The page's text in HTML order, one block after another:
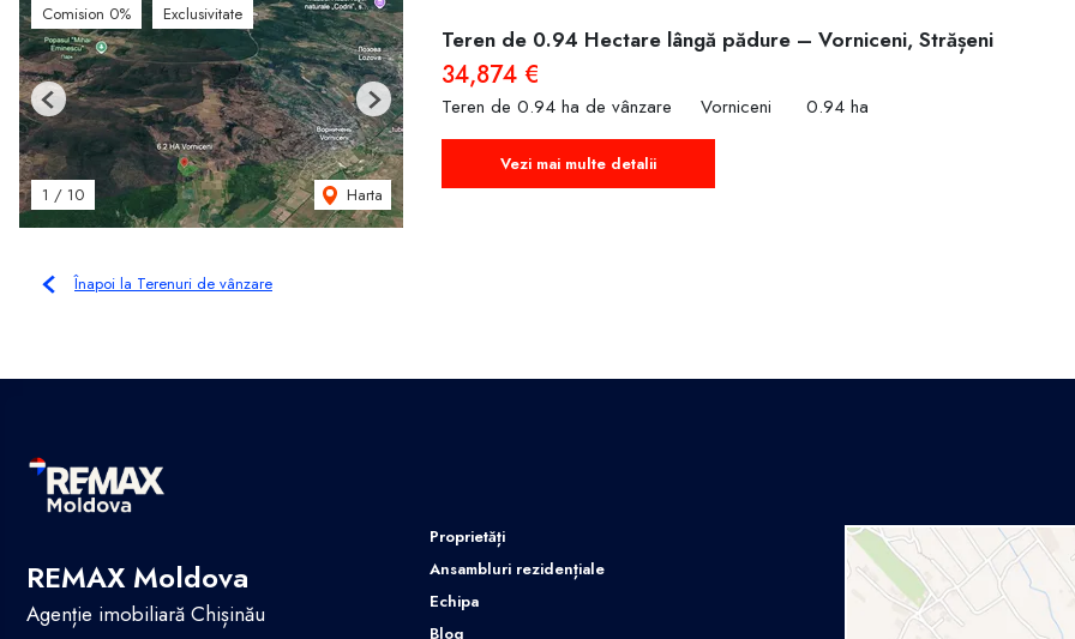
Comision 0% Exclusivitate
1 / 10 Harta
Previous Next
Teren de 0.94 Hectare lângă pădure – Vorniceni, Strășeni
34,874 €
Teren de 0.94 ha de vânzare Vorniceni 0.94 ha
Vezi mai multe detalii
Înapoi la Terenuri de vânzare
REMAX Moldova
Agenție imobiliară Chișinău
Proprietăți
Ansambluri rezidențiale
Echipa
Blog